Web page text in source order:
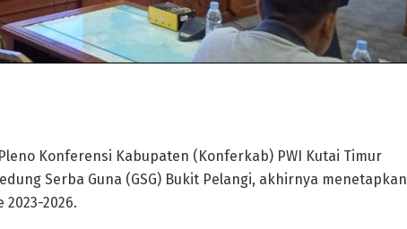
Konferensi Kabupaten (Konferkab) PWI Kutai Timur
Serba Guna (GSG) Bukit Pelangi, akhirnya menetapkan
2026.